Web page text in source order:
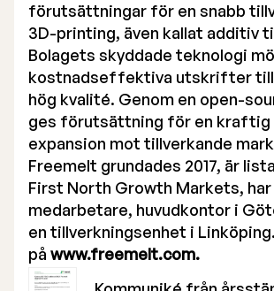
förutsättningar för en snabb
3D-printing, även kallat additiv
Bolagets skyddade teknologi
kostnadseffektiva utskrifter till
hög kvalité. Genom en open-
ges förutsättning för en kraftig
expansion mot tillverkande
Freemelt grundades 2017, är
First North Growth Markets, har
medarbetare, huvudkontor i
en tillverkningsenhet i
på www.freemelt.com.